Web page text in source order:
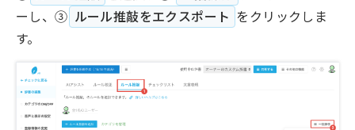
ーし、③ ルール推敲をエクスポート をクリックしま
す。